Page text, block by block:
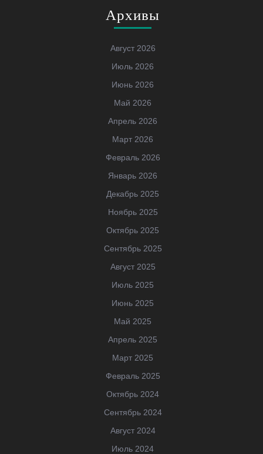
Архивы
Август 2026
Июль 2026
Июнь 2026
Май 2026
Апрель 2026
Март 2026
Февраль 2026
Январь 2026
Декабрь 2025
Ноябрь 2025
Октябрь 2025
Сентябрь 2025
Август 2025
Июль 2025
Июнь 2025
Май 2025
Апрель 2025
Март 2025
Февраль 2025
Октябрь 2024
Сентябрь 2024
Август 2024
Июль 2024